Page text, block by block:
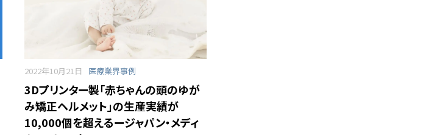
2022年10月21日 医療業界事例
3Dプリンター製「赤ちゃんの頭のゆが
み矯正ヘルメット」の生産実績が
10,000個を超えるージャパン・メディ